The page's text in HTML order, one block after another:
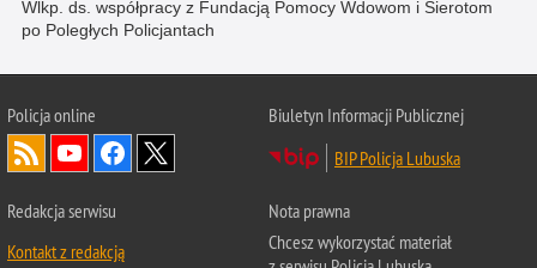
Wlkp. ds. współpracy z Fundacją Pomocy Wdowom i Sierotom
po Poległych Policjantach
Policja online
Biuletyn Informacji Publicznej
BIP Policja Lubuska
Redakcja serwisu
Kontakt z redakcją
Nota prawna
Chcesz wykorzystać materiał